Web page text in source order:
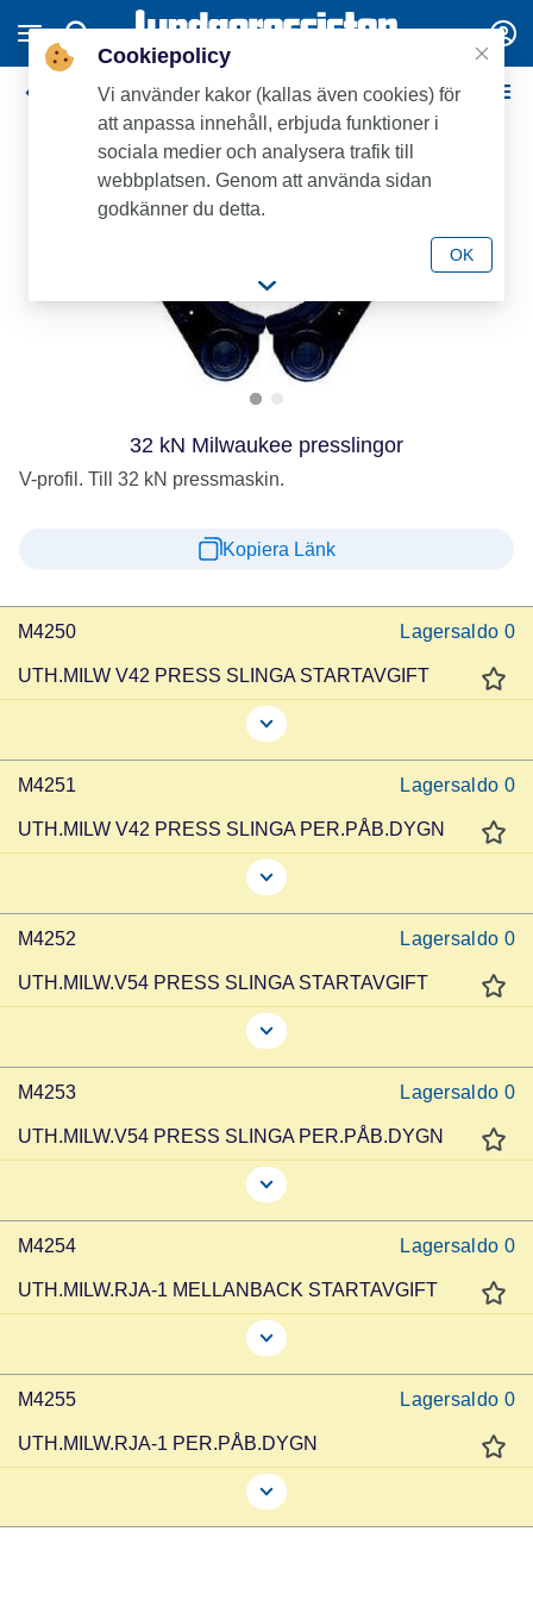
Pressning
32 kN Milwaukee presslingor
V-profil. Till 32 kN pressmaskin.
Kopiera Länk
M4250 Lagersaldo 0
UTH.MILW V42 PRESS SLINGA STARTAVGIFT
M4251 Lagersaldo 0
UTH.MILW V42 PRESS SLINGA PER.PÅB.DYGN
M4252 Lagersaldo 0
UTH.MILW.V54 PRESS SLINGA STARTAVGIFT
M4253 Lagersaldo 0
UTH.MILW.V54 PRESS SLINGA PER.PÅB.DYGN
M4254 Lagersaldo 0
UTH.MILW.RJA-1 MELLANBACK STARTAVGIFT
M4255 Lagersaldo 0
UTH.MILW.RJA-1 PER.PÅB.DYGN
Cookiepolicy
Vi använder kakor (kallas även cookies) för
att anpassa innehåll, erbjuda funktioner i
sociala medier och analysera trafik till
webbplatsen. Genom att använda sidan
godkänner du detta.
OK